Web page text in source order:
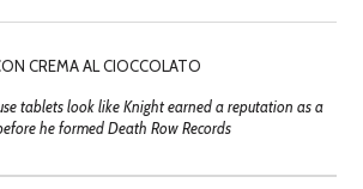
CREMA AL CIOCCOLATO
tablets look like Knight earned a reputation as a
he formed Death Row Records